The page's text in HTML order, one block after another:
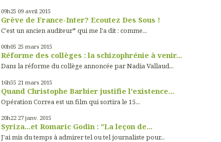
09h25 09 avril 2015
Grève de France-Inter? Ecoutez Des Sous !
C'est un ancien auditeur* qui me l'a dit : comme...
00h05 25 mars 2015
Réforme des collèges : la schizophrénie à venir...
Dans la réforme du collège annoncée par Nadia Vallaud...
16h55 21 mars 2015
Quand Christophe Barbier justifie l'existence...
Opération Correa est un film qui sortira le 15...
20h22 27 janv. 2015
Syriza...et Romaric Godin : "La leçon de...
J'ai mis du temps à admirer tel ou tel journaliste pour...